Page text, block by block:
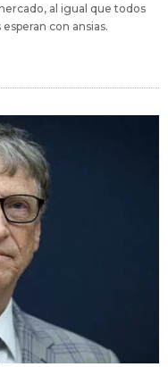
al igual que todos
con ansias.